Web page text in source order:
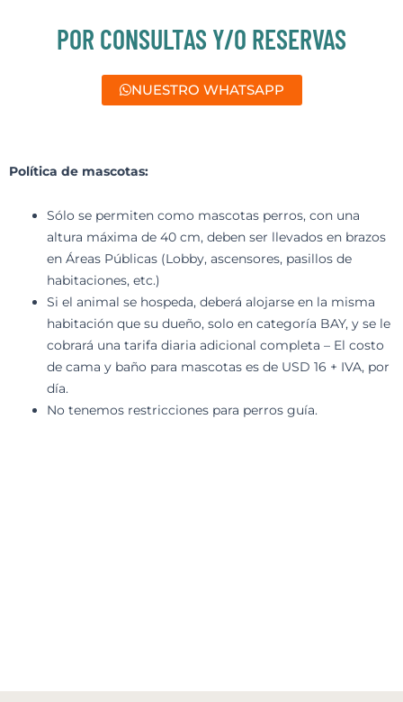
POR CONSULTAS Y/O RESERVAS
NUESTRO WHATSAPP
Política de mascotas:
Sólo se permiten como mascotas perros, con una
altura máxima de 40 cm, deben ser llevados en brazos
en Áreas Públicas (Lobby, ascensores, pasillos de
habitaciones, etc.)
Si el animal se hospeda, deberá alojarse en la misma
habitación que su dueño, solo en categoría BAY, y se le
cobrará una tarifa diaria adicional completa – El costo
de cama y baño para mascotas es de USD 16 + IVA, por
día.
No tenemos restricciones para perros guía.